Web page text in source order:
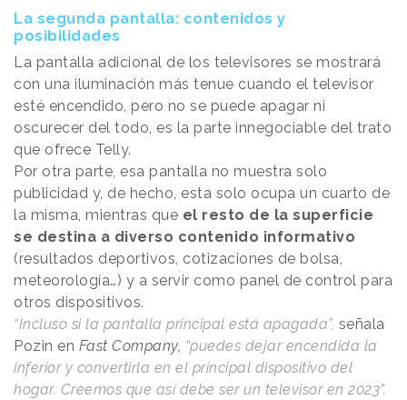
La segunda pantalla: contenidos y
posibilidades
La pantalla adicional de los televisores se mostrará
con una iluminación más tenue cuando el televisor
esté encendido, pero no se puede apagar ni
oscurecer del todo, es la parte innegociable del trato
que ofrece Telly.
Por otra parte, esa pantalla no muestra solo
publicidad y, de hecho, esta solo ocupa un cuarto de
la misma, mientras que el resto de la superficie
se destina a diverso contenido informativo
(resultados deportivos, cotizaciones de bolsa,
meteorología…) y a servir como panel de control para
otros dispositivos.
“Incluso si la pantalla principal está apagada”, señala
Pozin en Fast Company, “puedes dejar encendida la
inferior y convertirla en el principal dispositivo del
hogar. Creemos que así debe ser un televisor en 2023”.